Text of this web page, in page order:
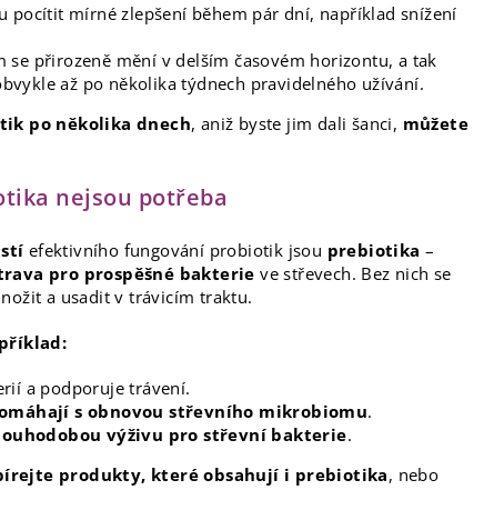
pocítit mírné zlepšení během pár dní, například snížení
se přirozeně mění v delším časovém horizontu, a tak
až po několika týdnech pravidelného užívání.
po několika dnech, aniž byste jim dali šanci, můžete
nejsou potřeba
efektivního fungování probiotik jsou prebiotika –
pro prospěšné bakterie ve střevech. Bez nich se
a usadit v trávicím traktu.
a podporuje trávení.
s obnovou střevního mikrobiomu.
výživu pro střevní bakterie.
produkty, které obsahují i prebiotika, nebo